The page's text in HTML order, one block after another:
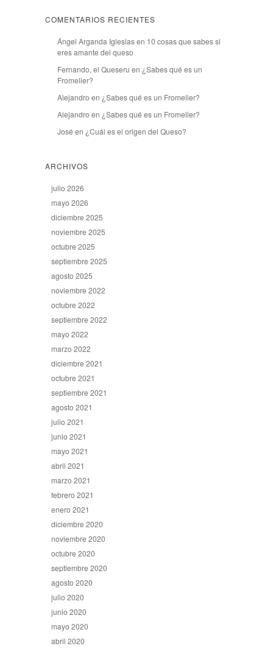
COMENTARIOS RECIENTES
Ángel Arganda Iglesiasen 10 cosas que sabes si
eres amante del queso
Fernando, el Queseru en ¿Sabes qué es un
Fromelier?
Alejandro en ¿Sabes qué es un Fromelier?
Alejandro en ¿Sabes qué es un Fromelier?
José en ¿Cuál es el origen del Queso?
ARCHIVOS
julio 2026
mayo 2026
diciembre 2025
noviembre 2025
octubre 2025
septiembre 2025
agosto 2025
noviembre 2022
octubre 2022
septiembre 2022
mayo 2022
marzo 2022
diciembre 2021
octubre 2021
septiembre 2021
agosto 2021
julio 2021
junio 2021
mayo 2021
abril 2021
marzo 2021
febrero 2021
enero 2021
diciembre 2020
noviembre 2020
octubre 2020
septiembre 2020
agosto 2020
julio 2020
junio 2020
mayo 2020
abril 2020